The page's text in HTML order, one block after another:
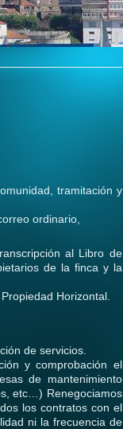
tramitación y
ordinario,
al Libro de
de la finca y la
Horizontal.
de servicios.
y comprobación el
de mantenimiento
etc…) Renegociamos
los contratos con el
ni la frecuencia de